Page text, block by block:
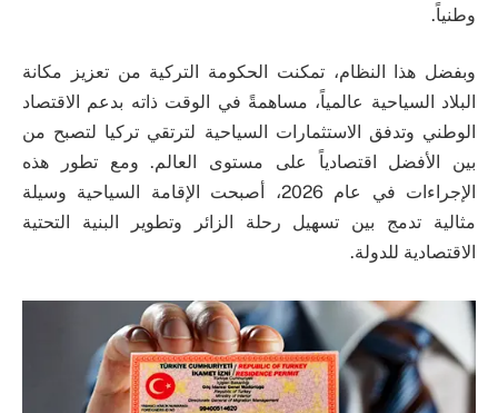
وطنياً.
وبفضل هذا النظام، تمكنت الحكومة التركية من تعزيز مكانة
البلاد السياحية عالمياً، مساهمةً في الوقت ذاته بدعم الاقتصاد
الوطني وتدفق الاستثمارات السياحية لترتقي تركيا لتصبح من
بين الأفضل اقتصادياً على مستوى العالم. ومع تطور هذه
الإجراءات في عام 2026، أصبحت الإقامة السياحية وسيلة
مثالية تدمج بين تسهيل رحلة الزائر وتطوير البنية التحتية
الاقتصادية للدولة.